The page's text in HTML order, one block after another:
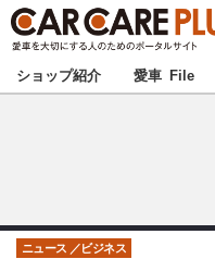
★カーケアプラス認定★
甲信越
ショップ紹介 愛車 File
ニュース ビジネス